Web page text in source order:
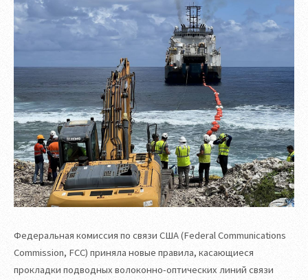
Федеральная комиссия по связи США (Federal Communications
Commission, FCC) приняла новые правила, касающиеся
прокладки подводных волоконно-оптических линий связи